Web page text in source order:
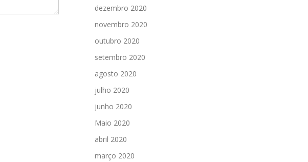
dezembro 2020
novembro 2020
outubro 2020
setembro 2020
agosto 2020
julho 2020
junho 2020
Maio 2020
abril 2020
março 2020